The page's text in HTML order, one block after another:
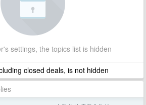
settings, the topics list is hidden
closed deals, is not hidden